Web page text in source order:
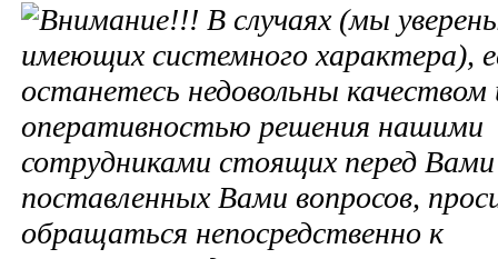
В случаях (мы
имеющих системного характера),
останетесь недовольны качеством
оперативностью решения нашими
сотрудниками стоящих перед Вами
поставленных Вами вопросов,
обращаться непосредственно к